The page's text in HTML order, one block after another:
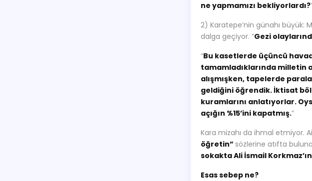
ne yapmamızı bekliyorlardı?
2) Karatepe’nin günahı büyük:
dalga geçiyor. “Gezi
“Bu kasetlerde üçüncü
tamamladıklarında milletin
alışmışken, tapelerde
geldiğini öğrendik. İktisat
kuramlarını anlatıyorlar.
açığın %15’ini kapatmış.”
Kara mizahı da ihmal etmiyor.
öğretin” sözlerine atıfta
sokakta Ali İsmail
Esas sebep ne?